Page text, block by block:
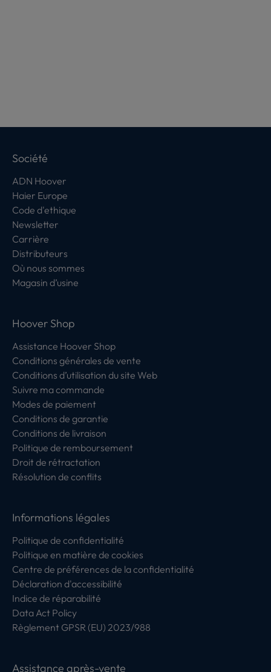
Société
ADN Hoover
Haier Europe
Code d'ethique
Newsletter
Carrière
Distributeurs
Où nous sommes
Magasin d’usine
Hoover Shop
Assistance Hoover Shop
Conditions générales de vente
Conditions d’utilisation du site Web
Suivre ma commande
Modes de paiement
Conditions de garantie
Conditions de livraison
Politique de remboursement
Droit de rétractation
Résolution de conflits
Informations légales
Politique de confidentialité
Politique en matière de cookies
Centre de préférences de la confidentialité
Déclaration d'accessibilité
Indice de réparabilité
Data Act Policy
Règlement GPSR (EU) 2023/988
Assistance après-vente